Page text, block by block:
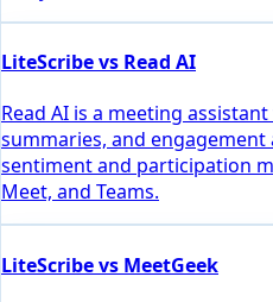
LiteScribe vs Read AI
Read AI is a meeting
summaries, and
sentiment and participation
Meet, and Teams.
LiteScribe vs MeetGeek